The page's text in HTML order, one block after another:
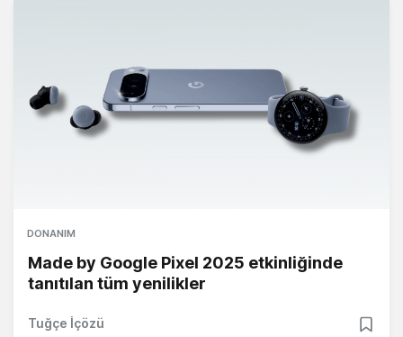
DONANIM
Made by Google Pixel 2025 etkinliğinde
tanıtılan tüm yenilikler
Tuğçe İçözü